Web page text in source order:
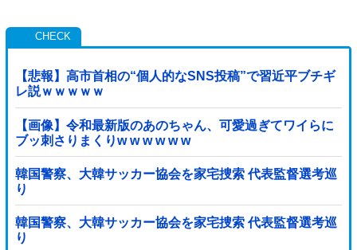
【悲報】高市首相の“個人的なSNS投稿”で習近平ブチギ
レ説ｗｗｗｗｗ
【画像】令和最新版のあのちゃん、可愛過ぎてワイらに
ブッ刺さりまくりw w w w w w
韓国警察、大韓サッカー協会を家宅捜索 代表監督選考巡
り
韓国警察、大韓サッカー協会を家宅捜索 代表監督選考巡
り